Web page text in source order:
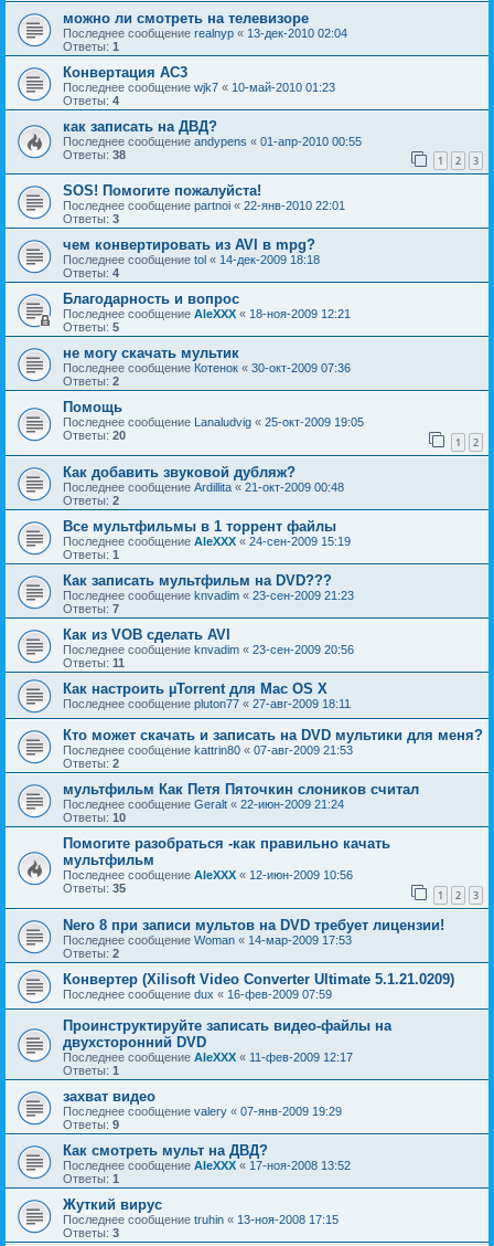
можно ли смотреть на телевизоре
Последнее сообщение realnyp « 13-дек-2010 02:04
Ответы: 1
Конвертация AC3
Последнее сообщение wjk7 « 10-май-2010 01:23
Ответы: 4
как записать на ДВД?
Последнее сообщение andypens « 01-апр-2010 00:55
Ответы: 38 1 2 3
SOS! Помогите пожалуйста!
Последнее сообщение partnoi « 22-янв-2010 22:01
Ответы: 3
чем конвертировать из AVI в mpg?
Последнее сообщение tol « 14-дек-2009 18:18
Ответы: 4
Благодарность и вопрос
Последнее сообщение AleXXX « 18-ноя-2009 12:21
Ответы: 5
не могу скачать мультик
Последнее сообщение Котенок « 30-окт-2009 07:36
Ответы: 2
Помощь
Последнее сообщение Lanaludvig « 25-окт-2009 19:05
Ответы: 20 1 2
Как добавить звуковой дубляж?
Последнее сообщение Ardillita « 21-окт-2009 00:48
Ответы: 2
Все мультфильмы в 1 торрент файлы
Последнее сообщение AleXXX « 24-сен-2009 15:19
Ответы: 1
Как записать мультфильм на DVD???
Последнее сообщение knvadim « 23-сен-2009 21:23
Ответы: 7
Как из VOB сделать AVI
Последнее сообщение knvadim « 23-сен-2009 20:56
Ответы: 11
Как настроить µTorrent для Мас OS X
Последнее сообщение pluton77 « 27-авг-2009 18:11
Кто может скачать и записать на DVD мультики для меня?
Последнее сообщение kattrin80 « 07-авг-2009 21:53
Ответы: 2
мультфильм Как Петя Пяточкин слоников считал
Последнее сообщение Geralt « 22-июн-2009 21:24
Ответы: 10
Помогите разобраться -как правильно качать
мультфильм
Последнее сообщение AleXXX « 12-июн-2009 10:56
Ответы: 35 1 2 3
Nero 8 при записи мультов на DVD требует лицензии!
Последнее сообщение Woman « 14-мар-2009 17:53
Ответы: 2
Конвертер (Xilisoft Video Converter Ultimate 5.1.21.0209)
Последнее сообщение dux « 16-фев-2009 07:59
Проинструктируйте записать видео-файлы на
двухсторонний DVD
Последнее сообщение AleXXX « 11-фев-2009 12:17
Ответы: 1
захват видео
Последнее сообщение valery « 07-янв-2009 19:29
Ответы: 9
Как смотреть мульт на ДВД?
Последнее сообщение AleXXX « 17-ноя-2008 13:52
Ответы: 1
Жуткий вирус
Последнее сообщение truhin « 13-ноя-2008 17:15
Ответы: 3